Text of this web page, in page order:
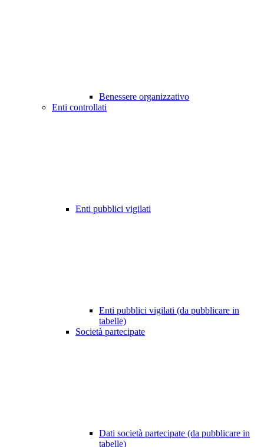
Benessere organizzativo
Enti controllati
Enti pubblici vigilati
Enti pubblici vigilati (da pubblicare in
tabelle)
Società partecipate
Dati società partecipate (da pubblicare in
tabelle)